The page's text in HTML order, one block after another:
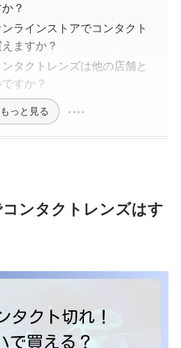
？
ラインストアでコンタクト
ますか？
タクトレンズは他の店舗と
すか？
もっと見る
ンタクトレンズはす